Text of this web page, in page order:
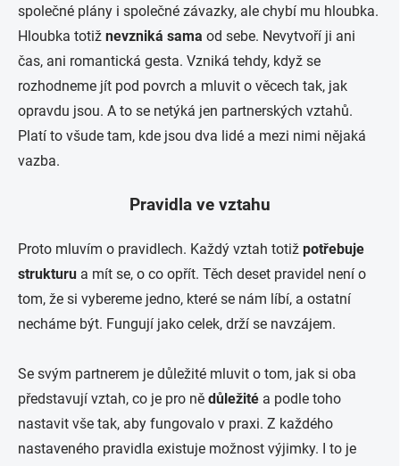
společné plány i společné závazky, ale chybí mu hloubka.
Hloubka totiž nevzniká sama od sebe. Nevytvoří ji ani
čas, ani romantická gesta. Vzniká tehdy, když se
rozhodneme jít pod povrch a mluvit o věcech tak, jak
opravdu jsou. A to se netýká jen partnerských vztahů.
Platí to všude tam, kde jsou dva lidé a mezi nimi nějaká
vazba.
Pravidla ve vztahu
Proto mluvím o pravidlech. Každý vztah totiž potřebuje
strukturu a mít se, o co opřít. Těch deset pravidel není o
tom, že si vybereme jedno, které se nám líbí, a ostatní
necháme být. Fungují jako celek, drží se navzájem.
Se svým partnerem je důležité mluvit o tom, jak si oba
představují vztah, co je pro ně důležité a podle toho
nastavit vše tak, aby fungovalo v praxi. Z každého
nastaveného pravidla existuje možnost výjimky. I to je